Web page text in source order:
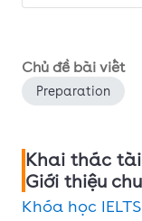
Chủ đề bài viết
Preparation
Khai thác tài
Giới thiệu
Khóa học